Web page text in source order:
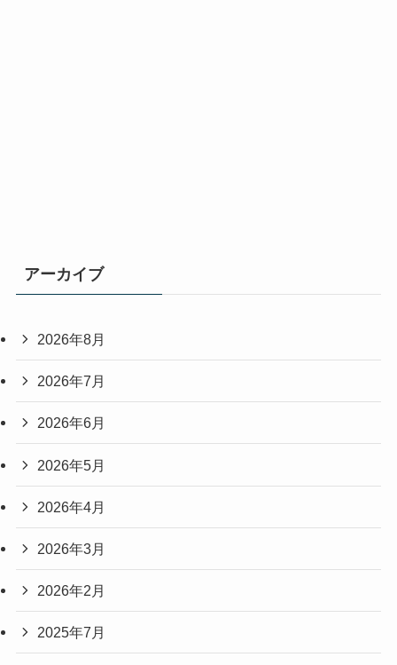
アーカイブ
2026年8月
2026年7月
2026年6月
2026年5月
2026年4月
2026年3月
2026年2月
2025年7月